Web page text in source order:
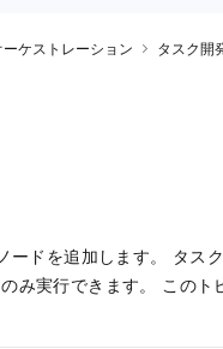
ケストレーション
タスク開
ドを追加します。 タス
み実行できます。 このト